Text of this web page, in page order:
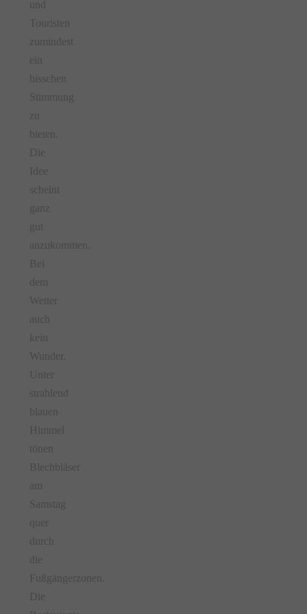
und
Touristen
zumindest
ein
bisschen
Stimmung
zu
bieten.
Die
Idee
scheint
ganz
gut
anzukommen.
Bei
dem
Wetter
auch
kein
Wunder.
Unter
strahlend
blauen
Himmel
tönen
Blechbläser
am
Samstag
quer
durch
die
Fußgängerzonen.
Die